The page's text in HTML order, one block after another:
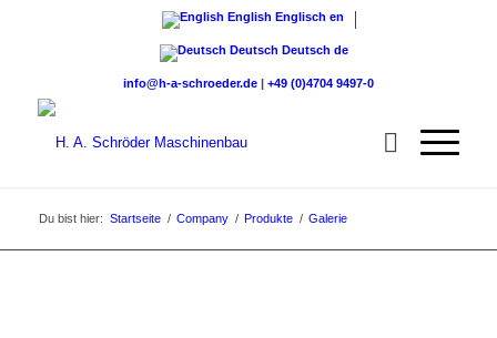
English Englisch en
Deutsch Deutsch de
info@h-a-schroeder.de| +49 (0)4704 9497-0
Du bist hier: Startseite / Company / Produkte / Galerie